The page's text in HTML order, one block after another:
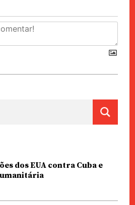
dos EUA contra Cuba e